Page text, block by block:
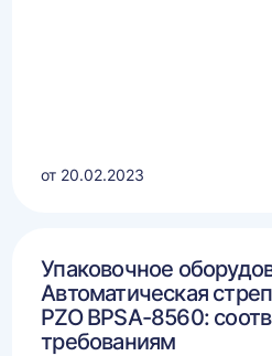
от 20.02.2023
Упаковочное
Автоматическая
PZO BPSA-8560:
требованиям